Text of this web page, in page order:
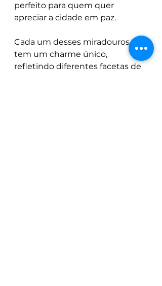
perfeito para quem quer
apreciar a cidade em paz.
Cada um desses miradouros
tem um charme único,
refletindo diferentes facetas de